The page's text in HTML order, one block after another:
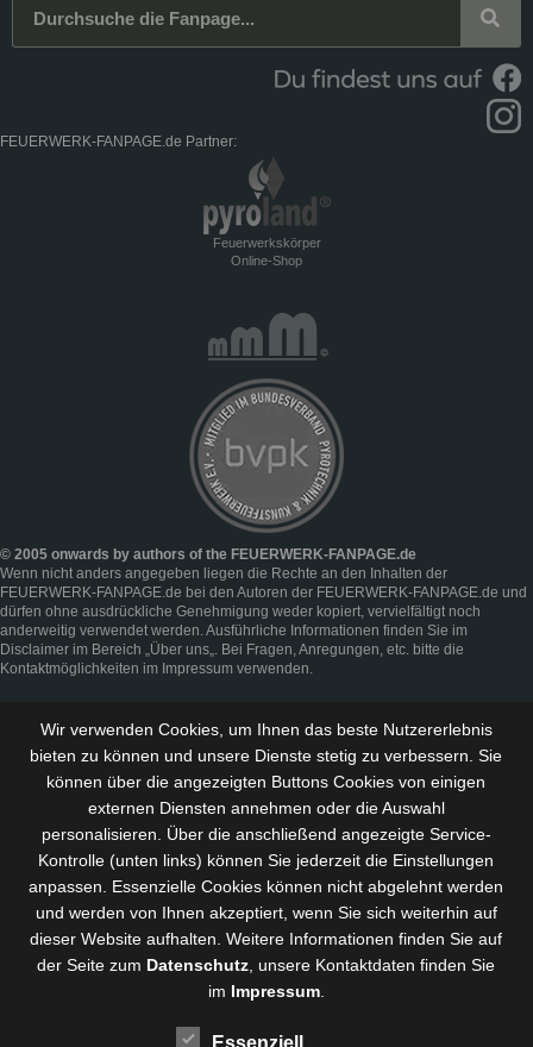
FEUERWERK-FANPAGE.de Partner:
Feuerwerkskörper
Online-Shop
© 2005 onwards by authors of the FEUERWERK-FANPAGE.de
Wenn nicht anders angegeben liegen die Rechte an den Inhalten der
FEUERWERK-FANPAGE.de bei den Autoren der FEUERWERK-FANPAGE.de und
dürfen ohne ausdrückliche Genehmigung weder kopiert, vervielfältigt noch
anderweitig verwendet werden. Ausführliche Informationen finden Sie im
Disclaimer im Bereich „Über uns„. Bei Fragen, Anregungen, etc. bitte die
Kontaktmöglichkeiten im Impressum verwenden.
Wir verwenden Cookies, um Ihnen das beste Nutzererlebnis
bieten zu können und unsere Dienste stetig zu verbessern . Sie
können über die angezeigten Buttons Cookies von einigen
externen Diensten annehmen oder die Auswahl
personalisieren. Über die anschließend angezeigte Service-
Kontrolle (unten links) können Sie jederzeit die Einstellungen
anpassen. Essenzielle Cookies können nicht abgelehnt werden
und werden von Ihnen akzeptiert, wenn Sie sich weiterhin auf
dieser Website aufhalten. Weitere Informationen finden Sie auf
der Seite zum Datenschutz , unsere Kontaktdaten finden Sie
im Impressum.
Essenziell